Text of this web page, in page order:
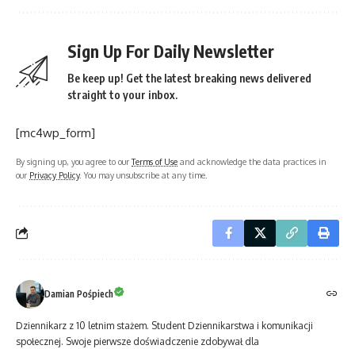
Sign Up For Daily Newsletter
Be keep up! Get the latest breaking news delivered
straight to your inbox.
[mc4wp_form]
By signing up, you agree to ourTerms of Use and acknowledge the data practices in
our Privacy Policy. You may unsubscribe at any time.
Damian Pośpiech
Dziennikarz z 10 letnim stażem. Student Dziennikarstwa i komunikacji
społecznej. Swoje pierwsze doświadczenie zdobywał dla